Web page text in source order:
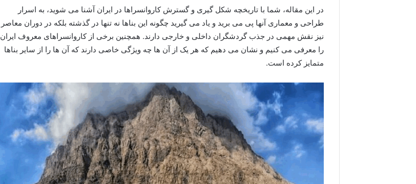
در این مقاله، شما با تاریخچه شکل گیری و گسترش کاروانسراها در ایران آشنا می شوید، به اسرار
طراحی و معماری آنها پی می برید و یاد می گیرید چگونه این بناها نه تنها در گذشته بلکه در دوران معاصر
نیز نقش مهمی در جذب گردشگران داخلی و خارجی دارند. همچنین برخی از کاروانسراهای معروف ایران
را معرفی می کنیم و نشان می دهیم که هر یک از آن ها چه ویژگی خاصی دارند که آن ها را از سایر بناها
متمایز کرده است.